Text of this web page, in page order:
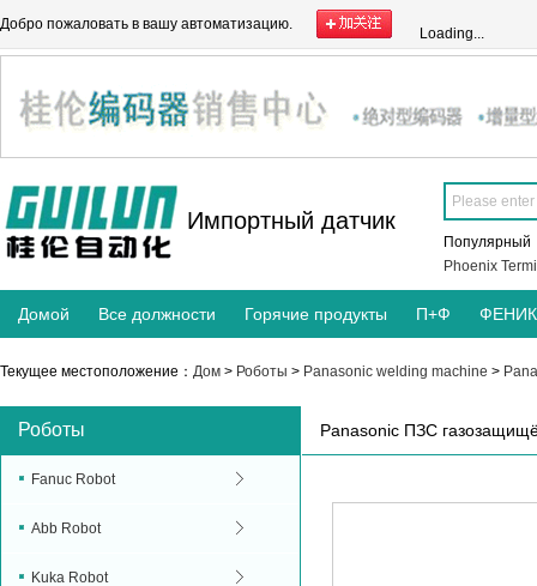
Добро пожаловать в вашу автоматизацию.
Loading...
Импортный датчик
Популярный
Phoenix
Домой Все должности Горячие продукты П+Ф
Текущее местоположение： Дом > Роботы > Panasonic welding machine >
Роботы
Fanuc Robot
Abb Robot
Kuka Robot
Panasonic ПЗС